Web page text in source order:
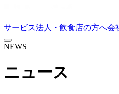
サービス法人・飲食店の方へ会
NEWS
ニュース